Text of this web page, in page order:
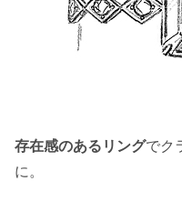
存在感のあるリングでク
に。